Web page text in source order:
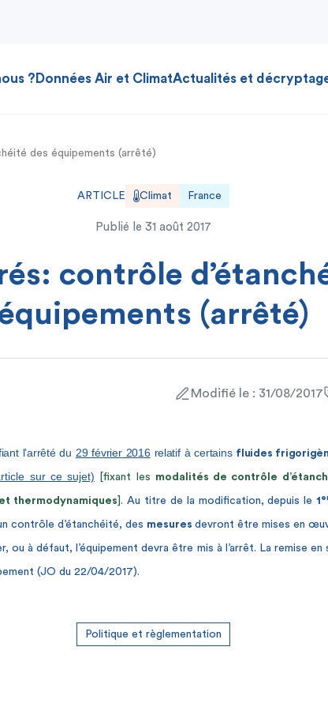
? Données Air et ClimatActualités et
des équipements (arrêté)
ARTICLE Climat France
Publié le 31 août 2017
contrôle
(arrêté)
Modifié le : 31/08/2017
l’arrêté du 29 février 2016relatif à certains fluides
sur ce sujet) [fixant les modalités de contrôle
thermodynamiques . Au titre de la modification, depuis le1
contrôle d’étanchéité, des mesures devront être mises en
ou à défaut, l’équipement devra être mis à l’arrêt. La remise
(JO du 22/04/2017).
Politique et règlementation